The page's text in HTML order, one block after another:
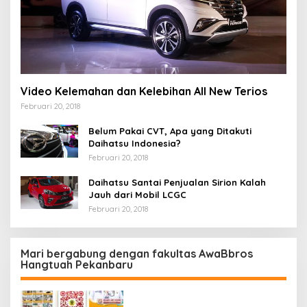
Video Kelemahan dan Kelebihan All New Terios
Februari 20, 2018
Belum Pakai CVT, Apa yang Ditakuti
Daihatsu Indonesia?
Februari 20, 2018
Daihatsu Santai Penjualan Sirion Kalah
Jauh dari Mobil LCGC
Februari 20, 2018
Mari bergabung dengan fakultas AwaBbros
Hangtuah Pekanbaru